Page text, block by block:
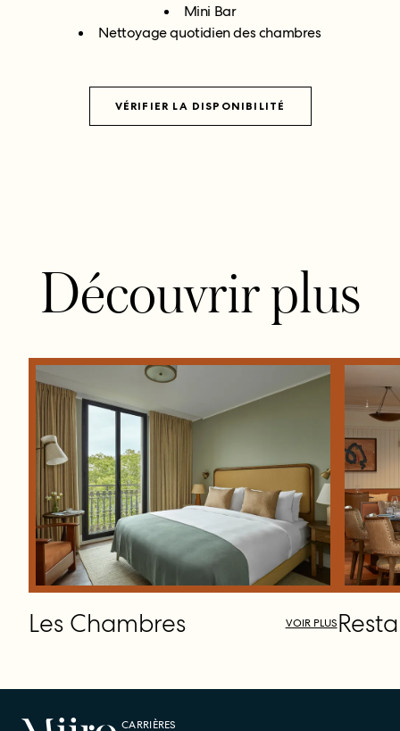
Mini Bar
Nettoyage quotidien des chambres
VÉRIFIER LA DISPONIBILITÉ
Découvrir plus
Les Chambres VOIR PLUS
CARRIÈRES